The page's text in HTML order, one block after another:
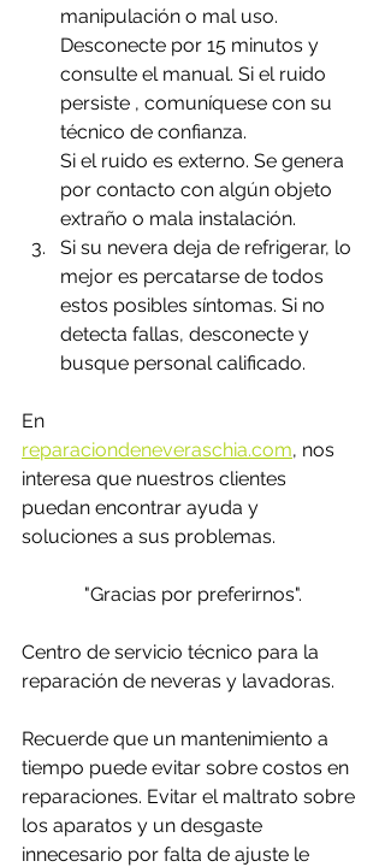
manipulación o mal uso.
Desconecte por 15 minutos y
consulte el manual. Si el ruido
persiste , comuníquese con su
técnico de confianza.
Si el ruido es externo. Se genera
por contacto con algún objeto
extraño o mala instalación.
Si su nevera deja de refrigerar, lo
mejor es percatarse de todos
estos posibles síntomas. Si no
detecta fallas, desconecte y
busque personal calificado.
En
reparaciondeneveraschia.com, nos
interesa que nuestros clientes
puedan encontrar ayuda y
soluciones a sus problemas.
"Gracias por preferirnos".
Centro de servicio técnico para la
reparación de neveras y lavadoras.
Recuerde que un mantenimiento a
tiempo puede evitar sobre costos en
reparaciones. Evitar el maltrato sobre
los aparatos y un desgaste
innecesario por falta de ajuste le